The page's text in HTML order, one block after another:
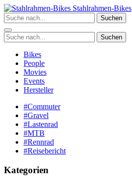
Zum
Inhalt
springen
Stahlrahmen-Bikes
Suchen
Suchen
Bikes
People
Movies
Events
Hersteller
#Commuter
#Gravel
#Lastenrad
#MTB
#Rennrad
#Reisebericht
Kategorien